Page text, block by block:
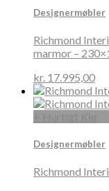
Designermøbler
Richmond
marmor –
kr. 17.995,00
Designermøbler
Richmond